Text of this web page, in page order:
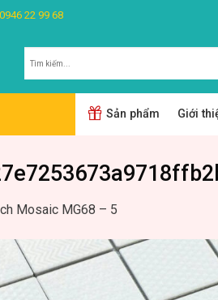
0946 22 99 68
Sản phẩm Giới
Mosaic MG68 – 5